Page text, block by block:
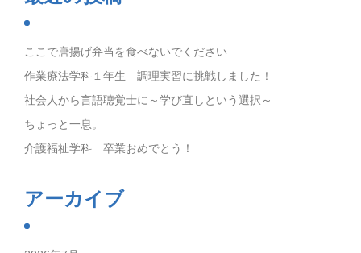
ここで唐揚げ弁当を食べないでください
作業療法学科１年生 調理実習に挑戦しました！
社会人から言語聴覚士に～学び直しという選択～
ちょっと一息。
介護福祉学科 卒業おめでとう！
アーカイブ